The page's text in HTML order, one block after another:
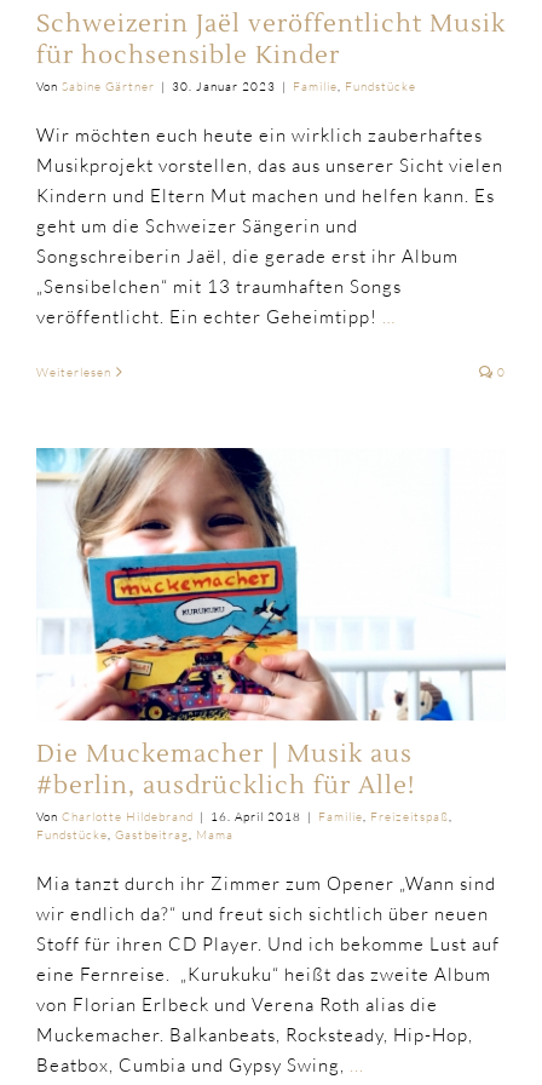
Schweizerin Jaël veröffentlicht Musik
für hochsensible Kinder
Von Sabine Gärtner | 30. Januar 2023 | Familie Fundstücke
Wir möchten euch heute ein wirklich zauberhaftes
Musikprojekt vorstellen, das aus unserer Sicht vielen
Kindern und Eltern Mut machen und helfen kann. Es
geht um die Schweizer Sängerin und
Songschreiberin Jaël, die gerade erst ihr Album
„Sensibelchen“ mit 13 traumhaften Songs
veröffentlicht. Ein echter Geheimtipp!
Weiterlesen 0
Die Muckemacher | Musik aus
#berlin, ausdrücklich für Alle!
Von Charlotte Hildebrand | 16. April 2018 | Familie, Freizeitspaß,
Fundstücke, Gastbeitrag, Mama
Mia tanzt durch ihr Zimmer zum Opener „Wann sind
wir endlich da?“ und freut sich sichtlich über neuen
Stoff für ihren CD Player. Und ich bekomme Lust auf
eine Fernreise. „Kurukuku“ heißt das zweite Album
von Florian Erlbeck und Verena Roth alias die
Muckemacher. Balkanbeats, Rocksteady, Hip-Hop,
Beatbox, Cumbia und Gypsy Swing, ...